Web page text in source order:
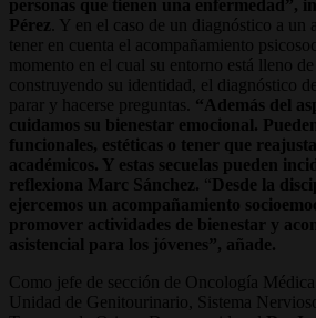
personas que tienen una enfermedad”,
Pérez . Y en el caso de un diagnóstico a un
tener en cuenta el acompañamiento
momento en el cual su entorno está lleno
construyendo su identidad, el diagnóstico
parar y hacerse preguntas. “Además del
cuidamos su bienestar emocional.
funcionales, estéticas o tener que
académicos. Y estas secuelas pueden
reflexiona Marc Sánchez. “ Desde la
ejercemos un acompañamiento
promover actividades de bienestar y
asistencial para los jóvenes”, añade.
Como jefe de sección de Oncología
Unidad de Genitourinario, Sistema